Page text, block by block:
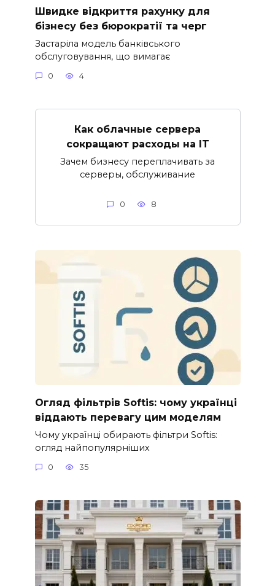
Швидке відкриття рахунку для
бізнесу без бюрократії та черг
Застаріла модель банківського
обслуговування, що вимагає
0 4
Как облачные сервера
сокращают расходы на IT
Зачем бизнесу переплачивать за
серверы, обслуживание
0 8
Огляд фільтрів Softis: чому українці
віддають перевагу цим моделям
Чому українці обирають фільтри Softis:
огляд найпопулярніших
0 35